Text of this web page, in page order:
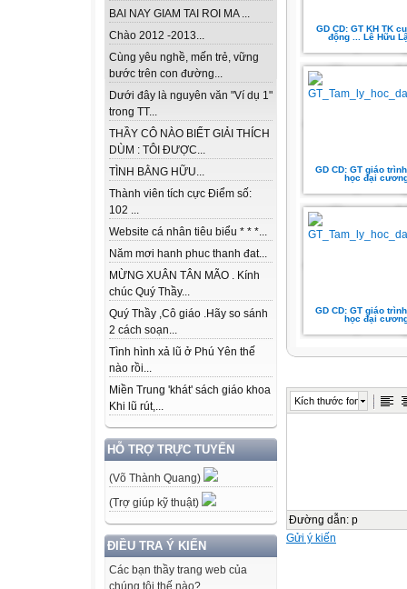
BAI NAY GIAM TAI ROI MA ...
Chào 2012 -2013...
Cùng yêu nghề, mến trẻ, vững
bước trên con đường...
Dưới đây là nguyên văn "Ví dụ 1"
trong TT...
THẦY CÔ NÀO BIẾT GIẢI THÍCH
DÙM : TÔI ĐƯỢC...
TÌNH BẰNG HỮU...
Thành viên tích cực Điểm số:
102 ...
Website cá nhân tiêu biểu * * *...
Năm mơi hanh phuc thanh đat...
MỪNG XUÂN TÂN MÃO . Kính
chúc Quý Thầy...
Quý Thầy ,Cô giáo .Hãy so sánh
2 cách soạn...
Tình hình xả lũ ở Phú Yên thế
nào rồi...
Miền Trung 'khát' sách giáo khoa
Khi lũ rút,...
HỖ TRỢ TRỰC TUYẾN
(Võ Thành Quang)
(Trợ giúp kỹ thuật)
ĐIỀU TRA Ý KIẾN
Các bạn thầy trang web của
chúng tôi thế nào?
GD CD: GT KH TK
động ... Lê Hữu
GD CD: GT giáo
học đại
GD CD: GT giáo
học đại
Kích thước font
Đường dẫn: p
Gửi ý kiến